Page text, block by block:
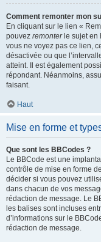
Comment remonter mon
En cliquant sur le lien «
pouvez remonterle sujet en
vous ne voyez pas ce lien,
désactivée ou que
atteint. Il est également
répondant. Néanmoins,
faisant.
Haut
Mise en forme et
Que sont les BBCodes ?
Le BBCode est une
contrôle de mise en forme
décider si vous pouvez
dans chacun de vos
rédaction de message. Le
les balises sont incluses
d’informations sur le
rédaction de message.